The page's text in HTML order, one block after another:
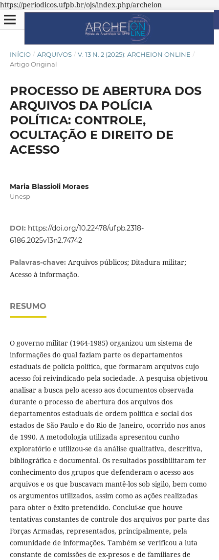
https://periodicos.ufpb.br/ojs/index.php/archeion
INÍCIO / ARQUIVOS / V. 13 N. 2 (2025): ARCHEION ONLINE /
Artigo Original
PROCESSO DE ABERTURA DOS
ARQUIVOS DA POLÍCIA
POLÍTICA: CONTROLE,
OCULTAÇÃO E DIREITO DE
ACESSO
Maria Blassioli Moraes
Unesp
DOI: https://doi.org/10.22478/ufpb.2318-
6186.2025v13n2.74742
Palavras-chave: Arquivos públicos; Ditadura militar;
Acesso à informação.
RESUMO
O governo militar (1964-1985) organizou um sistema de
informações do qual faziam parte os departamentos
estaduais de polícia política, que formaram arquivos cujo
acesso foi reivindicado pela sociedade. A pesquisa objetivou
analisar a busca pelo acesso aos documentos observada
durante o processo de abertura dos arquivos dos
departamentos estaduais de ordem política e social dos
estados de São Paulo e do Rio de Janeiro, ocorrido nos anos
de 1990. A metodologia utilizada apresentou cunho
exploratório e utilizou-se da análise qualitativa, descritiva,
bibliográfica e documental. Os resultados possibilitaram ter
conhecimento dos grupos que defenderam o acesso aos
arquivos e os que buscavam mantê-los sob sigilo, bem como
os argumentos utilizados, assim como as ações realizadas
para obter o êxito pretendido. Conclui-se que houve
tentativas constantes de controle dos arquivos por parte das
Forças Armadas, representados, principalmente, pela
comunidade de informações. Também se verificou a luta
constante de comissões de ex-presos e de familiares de